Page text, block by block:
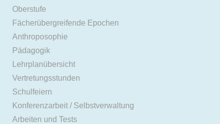
Oberstufe
Fächerübergreifende Epochen
Anthroposophie
Pädagogik
Lehrplanübersicht
Vertretungsstunden
Schulfeiern
Konferenzarbeit / Selbstverwaltung
Arbeiten und Tests